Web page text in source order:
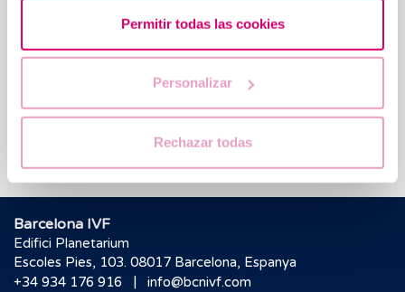
Permitir todas las cookies
Personalizar
Rechazar todas
Ens van recomanar BarcelonaIVF pel
seu laboratori i la personalització en els
tractaments. Tant la Dra. Serra
han atès amb proximitat i sensibilitat,
escoltant les nostres…
Eva Binefa
Ressenya de Google
Barcelona IVF
Edifici Planetarium
Escoles Pies, 103. 08017 Barcelona, Espanya
+34 934 176 916
| info@bcnivf.com